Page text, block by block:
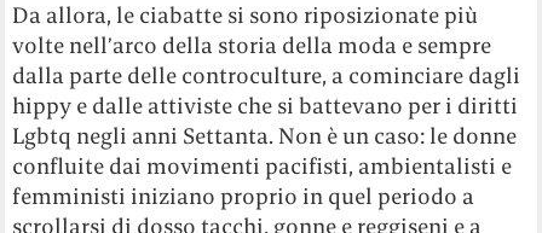
Da allora, le ciabatte si sono riposizionate più
volte nell’arco della storia della moda e sempre
dalla parte delle controculture, a cominciare dagli
hippy e dalle attiviste che si battevano per i diritti
Lgbtq negli anni Settanta. Non è un caso: le donne
confluite dai movimenti pacifisti, ambientalisti e
femministi iniziano proprio in quel periodo a
scrollarsi di dosso tacchi, gonne e reggiseni e a